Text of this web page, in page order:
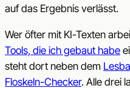
auf das Ergebnis verlässt.
Wer öfter mit KI-Texten
Tools, die ich gebaut habe
steht dort neben dem
Floskeln-Checker. Alle drei